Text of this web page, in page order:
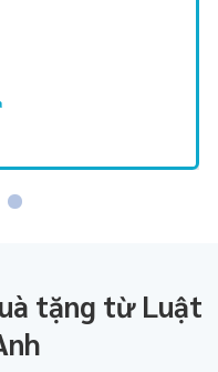
tặng từ Luật